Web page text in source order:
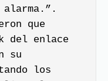
que
del enlace
su
los